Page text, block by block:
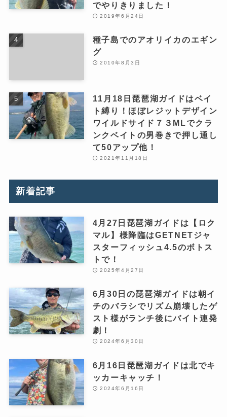
でやりきりました！
2019年6月24日
種子島でのアオリイカのエギン
グ
2010年8月3日
11月18日琵琶湖ガイドはベイ
ト縛り！ほぼレジットデザイン
ワイルドサイド７３MLでクラ
ンクベイトの男巻きで押し通し
て50アップ他！
2021年11月18日
新着記事
4月27日琵琶湖ガイドは【ロク
マル】様降臨はGETNETジャ
スターフィッシュ4.5のボトス
トで！
2025年4月27日
6月30日の琵琶湖ガイドは朝イ
チのバラシでリズム崩壊したゲ
スト様がランチ後にバイト連発
劇！
2024年6月30日
6月16日琵琶湖ガイドは北でキ
ッカーキャッチ！
2024年6月16日